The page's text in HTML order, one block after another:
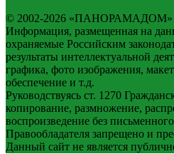
© 2002-2026 «ПАНОРАМАДОМ»
Информация, размещенная на
охраняемые Российским
результаты интеллектуальной
графика, фото изображения,
обеспечение и т.д.
Руководствуясь ст. 1270
копирование, размножение,
воспроизведение без
Правообладателя запрещено и
Данный сайт не является